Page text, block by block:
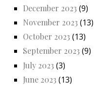
December 2023 (9)
November 2023 (13)
October 2023 (13)
September 2023 (9)
July 2023 (3)
June 2023 (13)